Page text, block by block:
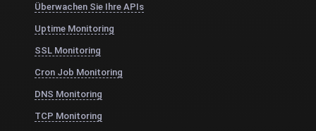
Überwachen Sie Ihre APIs
Uptime Monitoring
SSL Monitoring
Cron Job Monitoring
DNS Monitoring
TCP Monitoring